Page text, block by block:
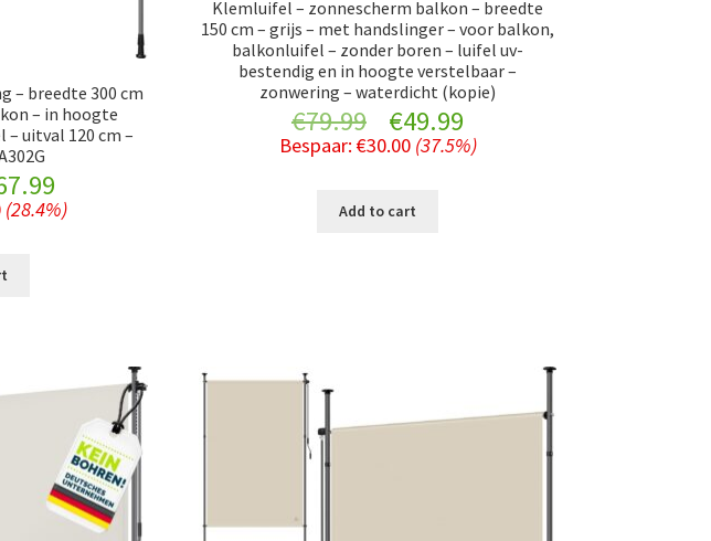
– breedte 300 cm
– in hoogte
uitval 120 cm –
price
(28.4%)
Klemluifel – zonnescherm balkon – breedte
150 cm – grijs – met handslinger – voor balkon,
balkonluifel – zonder boren – luifel uv-
bestendig en in hoogte verstelbaar –
zonwering – waterdicht (kopie)
€79.99
Original
price
was:
€49.99
price
Bespaar: €30.00 (37.5%)
Add to cart